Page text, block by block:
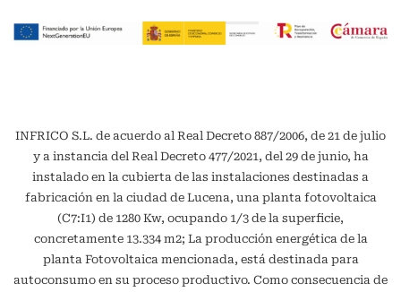
INFRICO S.L. de acuerdo al Real Decreto 887/2006, de 21 de julio
y a instancia del Real Decreto 477/2021, del 29 de junio, ha
instalado en la cubierta de las instalaciones destinadas a
fabricación en la ciudad de Lucena, una planta fotovoltaica
(C7:I1) de 1280 Kw, ocupando 1/3 de la superficie,
concretamente 13.334 m2; La producción energética de la
planta Fotovoltaica mencionada, está destinada para
autoconsumo en su proceso productivo. Como consecuencia de